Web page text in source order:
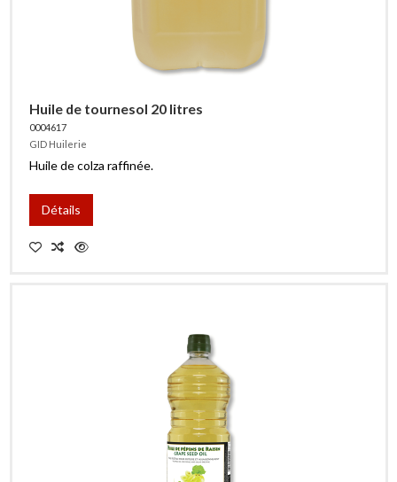
Huile de tournesol 20 litres
0004617
GID Huilerie
Huile de colza raffinée.
Détails